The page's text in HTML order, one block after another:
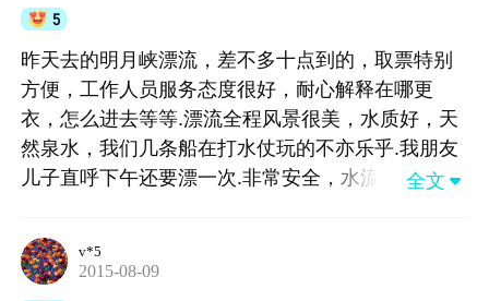
5
昨天去的明月峡漂流，差不多十点到的，取票特别
方便，工作人员服务态度很好，耐心解释在哪更
衣，怎么进去等等.漂流全程风景很美，水质好，天
然泉水，我们几条船在打水仗玩的不亦乐乎.我朋友
儿子直呼下午还要漂一次.非常安全，水流急一点的
感觉不错，下次漂流还来！
全文 
v*5
2015-08-09